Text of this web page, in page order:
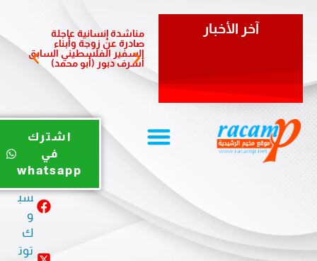
آخر الأخبار
مناشدة إنسانية عاجلة
صادرة عن زوجة وأبناء
السفير الفلسطيني السابق
أشرف دبور (أبو محمد)
لدعم
يو
ب
سب
و
توت
اشترك
في
whatsapp